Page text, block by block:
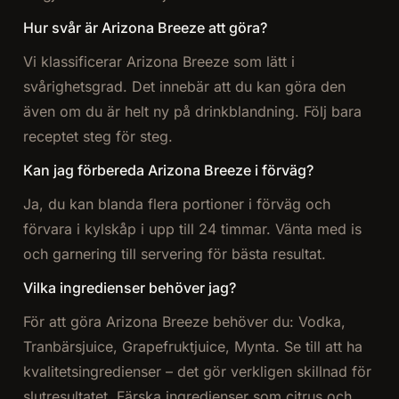
Hur svår är Arizona Breeze att göra?
Vi klassificerar Arizona Breeze som lätt i
svårighetsgrad. Det innebär att du kan göra den
även om du är helt ny på drinkblandning. Följ bara
receptet steg för steg.
Kan jag förbereda Arizona Breeze i förväg?
Ja, du kan blanda flera portioner i förväg och
förvara i kylskåp i upp till 24 timmar. Vänta med is
och garnering till servering för bästa resultat.
Vilka ingredienser behöver jag?
För att göra Arizona Breeze behöver du: Vodka,
Tranbärsjuice, Grapefruktjuice, Mynta. Se till att ha
kvalitetsingredienser – det gör verkligen skillnad för